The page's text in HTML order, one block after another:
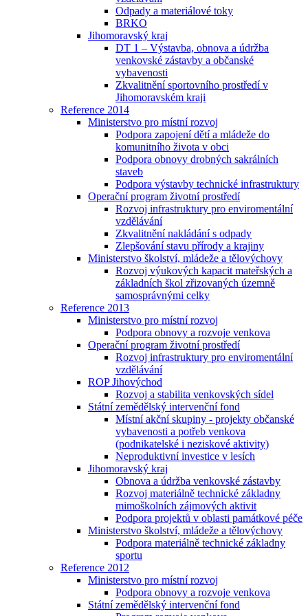
Odpady a materiálové toky
BRKO
Jihomoravský kraj
DT 1 – Výstavba, obnova a údržba
venkovské zástavby a občanské
vybavenosti
Zkvalitnění sportovního prostředí v
Jihomoravském kraji
Reference 2014
Ministerstvo pro místní rozvoj
Podpora zapojení dětí a mládeže do
komunitního života v obci
Podpora obnovy drobných sakrálních
staveb
Podpora výstavby technické infrastruktury
Operační program životní prostředí
Rozvoj infrastruktury pro enviromentální
vzdělávání
Zkvalitnění nakládání s odpady
Zlepšování stavu přírody a krajiny
Ministerstvo školství, mládeže a tělovýchovy
Rozvoj výukových kapacit mateřských a
základních škol zřizovaných územně
samosprávnými celky
Reference 2013
Ministerstvo pro místní rozvoj
Podpora obnovy a rozvoje venkova
Operační program životní prostředí
Rozvoj infrastruktury pro enviromentální
vzdělávání
ROP Jihovýchod
Rozvoj a stabilita venkovských sídel
Státní zemědělský intervenční fond
Místní akční skupiny - projekty občanské
vybavenosti a potřeb venkova
(podnikatelské i neziskové aktivity)
Neproduktivní investice v lesích
Jihomoravský kraj
Obnova a údržba venkovské zástavby
Rozvoj materiálně technické základny
mimoškolních zájmových aktivit
Podpora projektů v oblasti památkové péče
Ministerstvo školství, mládeže a tělovýchovy
Podpora materiálně technické základny
sportu
Reference 2012
Ministerstvo pro místní rozvoj
Podpora obnovy a rozvoje venkova
Státní zemědělský intervenční fond